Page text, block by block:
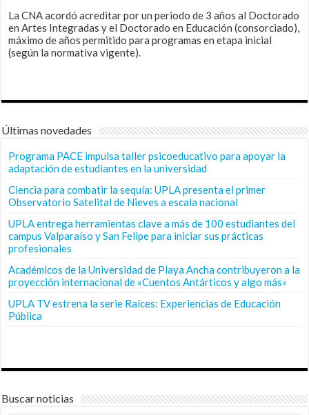
La CNA acordó acreditar por un periodo de 3 años al Doctorado
en Artes Integradas y el Doctorado en Educación (consorciado),
máximo de años permitido para programas en etapa inicial
(según la normativa vigente).
Últimas novedades
Programa PACE impulsa taller psicoeducativo para apoyar la
adaptación de estudiantes en la universidad
Ciencia para combatir la sequía: UPLA presenta el primer
Observatorio Satelital de Nieves a escala nacional
UPLA entrega herramientas clave a más de 100 estudiantes del
campus Valparaíso y San Felipe para iniciar sus prácticas
profesionales
Académicos de la Universidad de Playa Ancha contribuyeron a la
proyección internacional de «Cuentos Antárticos y algo más»
UPLA TV estrena la serie Raíces: Experiencias de Educación
Pública
Buscar noticias